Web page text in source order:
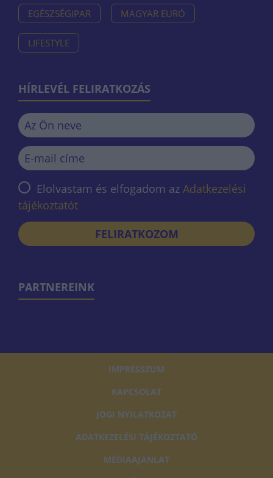
EGÉSZSÉGIPAR MAGYAR EURÓ
LIFESTYLE
HÍRLEVÉL FELIRATKOZÁS
Elolvastam és elfogadom az Adatkezelési
tájékoztatót
FELIRATKOZOM
PARTNEREINK
IMPRESSZUM
KAPCSOLAT
JOGI NYILATKOZAT
ADATKEZELÉSI TÁJÉKOZTATÓ
MÉDIAAJÁNLAT